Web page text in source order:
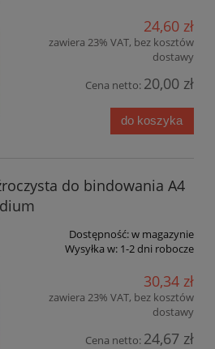
24,60 zł
zawiera 23% VAT, bez kosztów
dostawy
Cena netto: 20,00 zł
do koszyka
do bindowania A4
Dostępność:w magazynie
Wysyłka w: 1-2 dni robocze
30,34 zł
zawiera 23% VAT, bez kosztów
dostawy
Cena netto: 24,67 zł